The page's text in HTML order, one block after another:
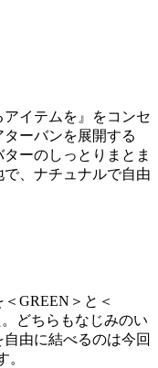
アイテムを』をコンセ
ーバンを展開する
ーのしっとりまとま
、ナチュナルで自由
GREEN＞と＜
どちらもなじみのい
由に結べるのは今回
。